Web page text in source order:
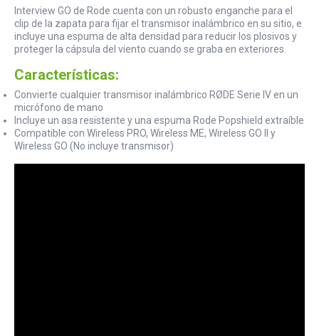
Interview GO de Rode cuenta con un robusto enganche para el
clip de la zapata para fijar el transmisor inalámbrico en su sitio, e
incluye una espuma de alta densidad para reducir los plosivos y
proteger la cápsula del viento cuando se graba en exteriores.
Características:
Convierte cualquier transmisor inalámbrico RØDE Serie IV en un
micrófono de mano
Incluye un asa resistente y una espuma Rode Popshield extraíble
Compatible con Wireless PRO, Wireless ME, Wireless GO II y
Wireless GO (No incluye transmisor)